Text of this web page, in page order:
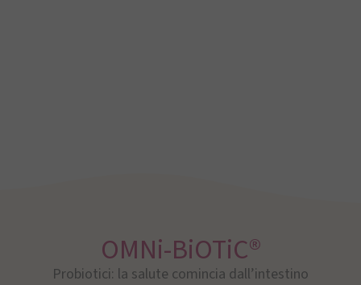
OMNi-BiOTiC®
Probiotici: la salute comincia dall’intestino